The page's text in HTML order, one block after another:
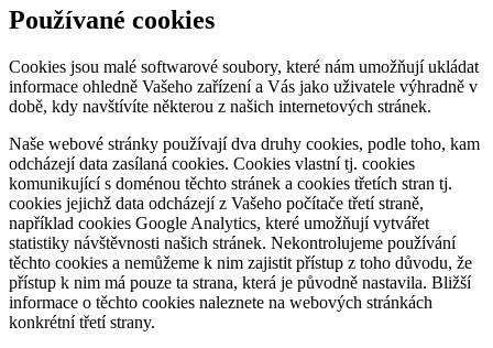
Používané cookies
Cookies jsou malé softwarové soubory, které nám umožňují ukládat
informace ohledně Vašeho zařízení a Vás jako uživatele výhradně v
době, kdy navštívíte některou z našich internetových stránek.
Naše webové stránky používají dva druhy cookies, podle toho, kam
odcházejí data zasílaná cookies. Cookies vlastní tj. cookies
komunikující s doménou těchto stránek a cookies třetích stran tj.
cookies jejichž data odcházejí z Vašeho počítače třetí straně,
například cookies Google Analytics, které umožňují vytvářet
statistiky návštěvnosti našich stránek. Nekontrolujeme používání
těchto cookies a nemůžeme k nim zajistit přístup z toho důvodu, že
přístup k nim má pouze ta strana, která je původně nastavila. Bližší
informace o těchto cookies naleznete na webových stránkách
konkrétní třetí strany.